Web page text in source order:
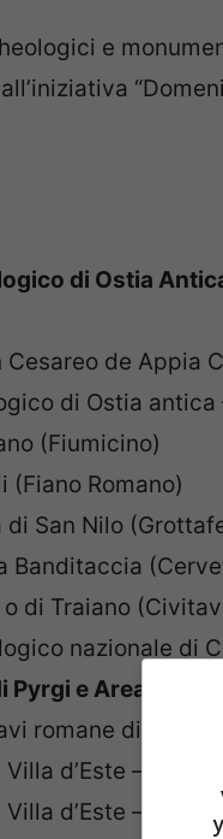
e
di Ostia
Cesareo de Appia
di Ostia
(Fiumicino)
(Fiano Romano)
San Nilo
Banditaccia
o di Traiano
nazionale di
e Area
romane di Nemi
d’Este –
d’Este –
Area